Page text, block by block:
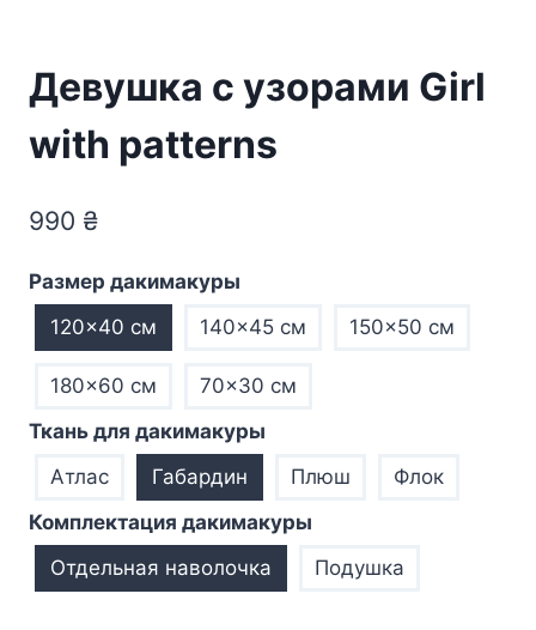
Девушка с узорами Girl
with patterns
990 ₴
Размер дакимакуры
120×40 см
140×45 см 150×50 см
180×60 см
70×30 см
Ткань для дакимакуры
Атлас
Габардин Плюш
Флок
Комплектация дакимакуры
Отдельная наволочка
Подушка